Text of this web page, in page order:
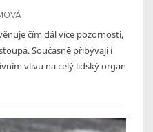
čím dál více pozornosti,
Současně přibývají i
vlivu na celý lidský organ